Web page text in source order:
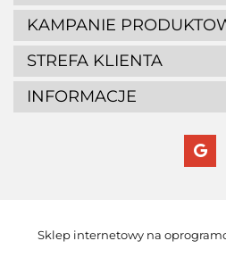
KAMPANIE
STREFA KLIENTA
INFORMACJE
Sklep internetowy na